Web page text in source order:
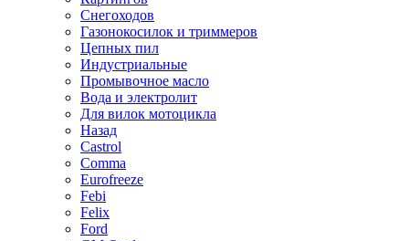
Снегоходов
Газонокосилок и триммеров
Цепных пил
Индустриальные
Промывочное масло
Вода и электролит
Для вилок мотоцикла
Назад
Castrol
Comma
Eurofreeze
Febi
Felix
Ford